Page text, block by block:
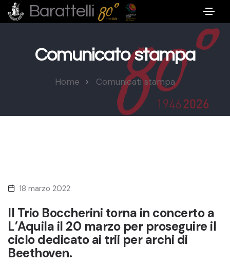
Barattelli
Comunicato stampa
Home Comunicati stampa
18 marzo 2022
Il Trio Boccherini torna in concerto a
L’Aquila il 20 marzo per proseguire il
ciclo dedicato ai trii per archi di
Beethoven.